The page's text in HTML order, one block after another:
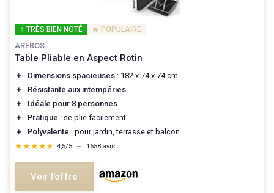
⭐ TRÈS BIEN NOTÉ 🔥 POPULAIRE
AREBOS
Table Pliable en Aspect Rotin
＋ Dimensions spacieuses : 182 x 74 x 74 cm
＋
Résistante aux intempéries
＋
Idéale pour 8 personnes
＋
Pratique : se plie facilement
＋
Polyvalente : pour jardin, terrasse et balcon
★★★★★
★★★★★ 4,5/5 — 1658 avis
Voir l'offre